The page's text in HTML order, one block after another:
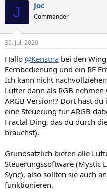
J Joc
Commander
30. Juli 2020
Hallo @Kenstna bei den
Fernbedienung und ein RF
Ich kann nicht
Lüfter dann als RGB
ARGB Version!? Dort hast
eine Steuerung für ARGB
Fractal Ding, das du durch
brauchst).
Grundsätzlich bieten alle
Steuerungssoftware (Mystic
Sync), also sollten sie auch
funktionieren.